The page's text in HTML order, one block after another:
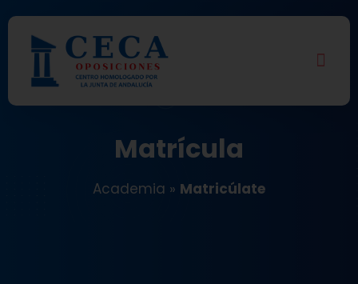
Matrícula
Academia » Matricúlate